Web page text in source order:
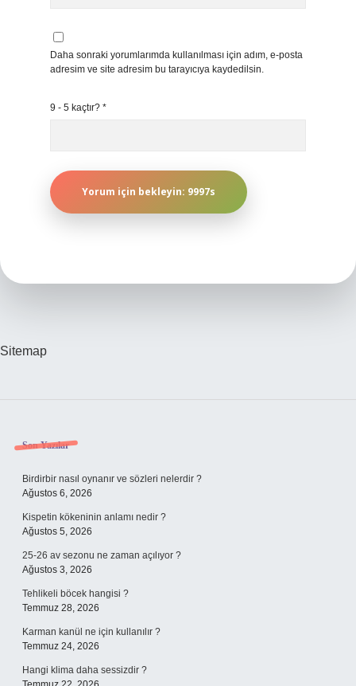
Daha sonraki yorumlarımda kullanılması için adım, e-posta
adresim ve site adresim bu tarayıcıya kaydedilsin.
9 - 5 kaçtır? *
Sitemap
Sidebar
Son Yazılar
Birdirbir nasıl oynanır ve sözleri nelerdir ?
Ağustos 6, 2026
Kispetin kökeninin anlamı nedir ?
Ağustos 5, 2026
25-26 av sezonu ne zaman açılıyor ?
Ağustos 3, 2026
Tehlikeli böcek hangisi ?
Temmuz 28, 2026
Karman kanül ne için kullanılır ?
Temmuz 24, 2026
Hangi klima daha sessizdir ?